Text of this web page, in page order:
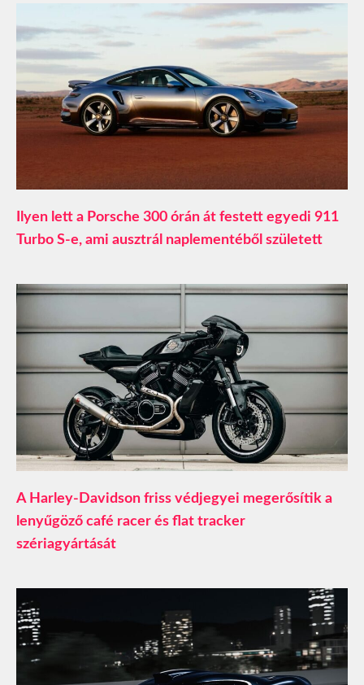
Ilyen lett a Porsche 300 órán át festett egyedi 911
Turbo S-e, ami ausztrál naplementéből született
A Harley-Davidson friss védjegyei megerősítik a
lenyűgöző café racer és flat tracker
szériagyártását